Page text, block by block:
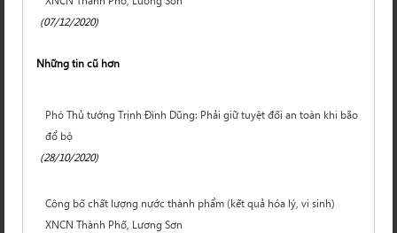
(07/12/2020)
Những tin cũ hơn
Phó Thủ tướng Trịnh Đình Dũng: Phải giữ tuyệt đối an toàn khi bão
đổ bộ
(28/10/2020)
Công bố chất lượng nước thành phẩm (kết quả hóa lý, vi sinh)
XNCN Thành Phố, Lương Sơn